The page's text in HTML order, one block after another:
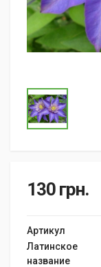
130 грн.
Артикул
Латинское
название